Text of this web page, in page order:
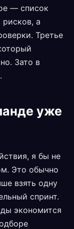
— список
а
Третье
Зато в
уже
я бы не
Это обычно
взять одну
спринт.
экономится